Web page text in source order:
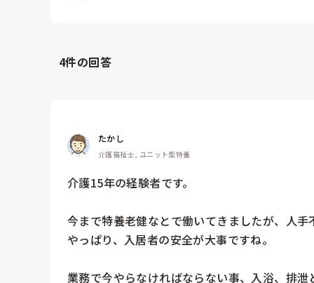
4件の回答
たかし
介護福祉士, ユニット型特養
介護15年の経験者です。
今まで特養老健なとで働いてきましたが、人
やっぱり、入居者の安全が大事ですね。
業務で今やらなければならない事、入浴、排